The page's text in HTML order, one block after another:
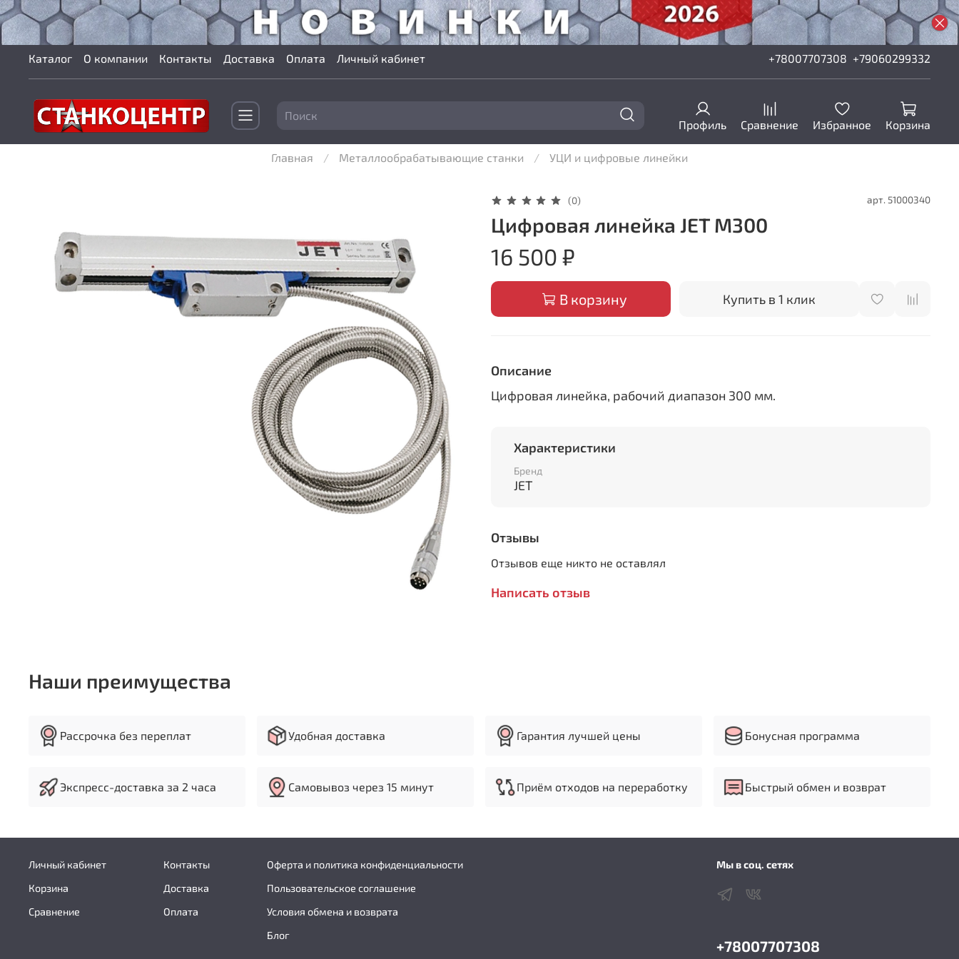
Каталог О компании Контакты Доставка Оплата Личный кабинет +78007707308 +79060299332
Профиль Сравнение Избранное Корзина
Главная Металлообрабатывающие станки УЦИ и цифровые линейки
(0) арт. 51000340
Цифровая линейка JET M300
16 500 ₽
В корзину Купить в 1 клик
Описание
Цифровая линейка, рабочий диапазон 300 мм.
Характеристики
Бренд
JET
Отзывы
Отзывов еще никто не оставлял
Написать отзыв
Наши преимущества
Рассрочка без переплат
Экспресс-доставка за 2 часа
Удобная доставка
Самовывоз через 15 минут
Гарантия лучшей цены
Приём отходов на переработку
Бонусная программа
Быстрый обмен и возврат
Личный кабинет
Корзина
Сравнение
Контакты
Доставка
Оплата
Оферта и политика конфиденциальности
Пользовательское соглашение
Условия обмена и возврата
Блог
Мы в соц. сетях
+78007707308